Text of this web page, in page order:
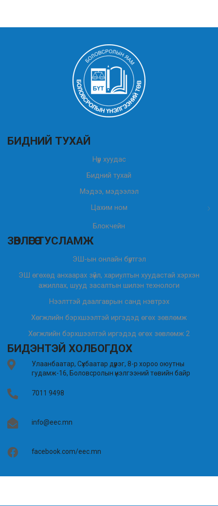
БИДНИЙ ТУХАЙ
Нүүр хуудас
Бидний тухай
Мэдээ, мэдээлэл
Цахим ном
Блокчейн
ЗӨВЛӨГӨӨ ТУСЛАМЖ
ЭШ-ын онлайн бүртгэл
ЭШ өгөхөд анхаарах зүйл, хариултын хуудастай хэрхэн
ажиллах, шууд засалтын шилэн технологи
Нээлттэй даалгаврын санд нэвтрэх
Хөгжлийн бэрхшээлтэй иргэдэд өгөх зөвлөмж
Хөгжлийн бэрхшээлтэй иргэдэд өгөх зөвлөмж 2
БИДЭНТЭЙ ХОЛБОГДОХ
Улаанбаатар, Сүхбаатар дүүрэг, 8-р хороо оюутны
гудамж-16, Боловсролын үнэлгээний төвийн байр
7011 9498
info@eec.mn
facebook.com/eec.mn